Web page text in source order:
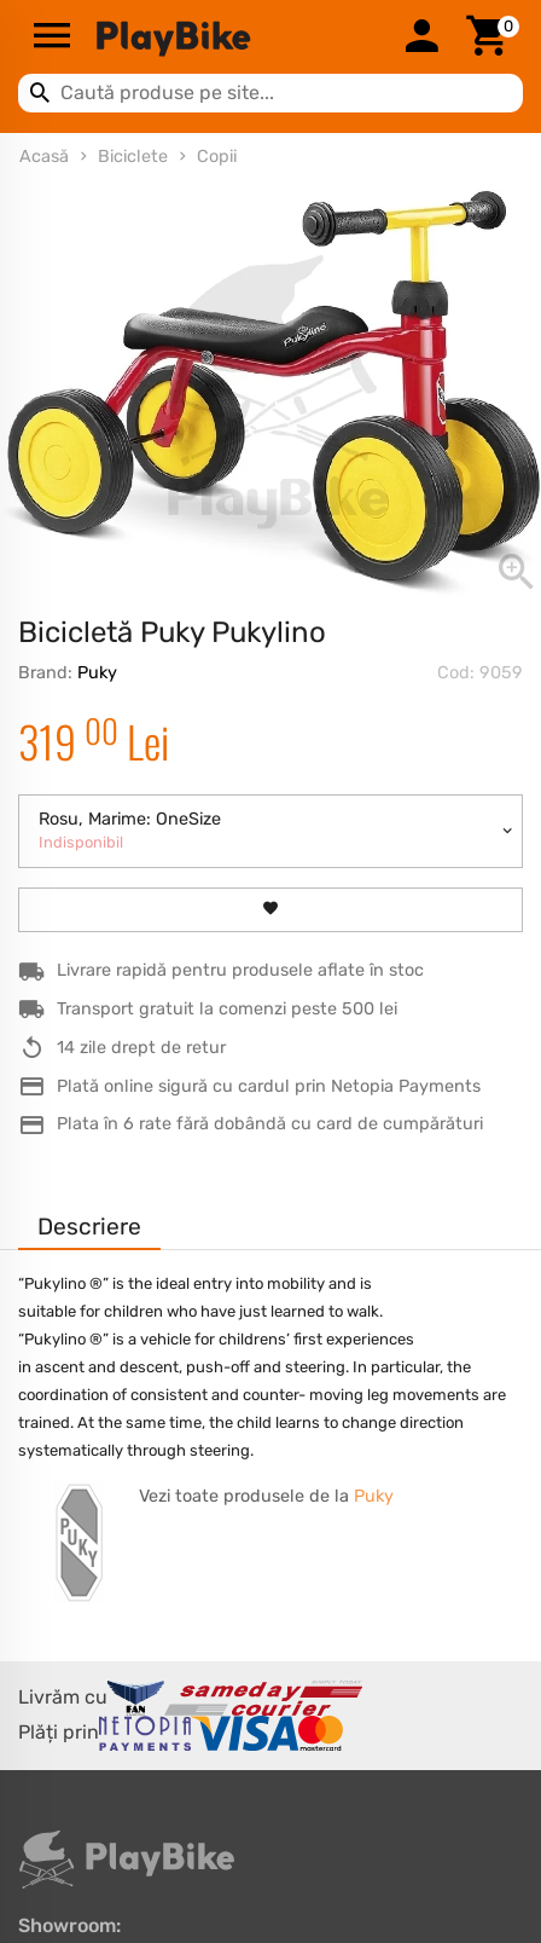
0
Acasă Biciclete Copii
Bicicletă Puky Pukylino
Brand: Puky Cod: 9059
319 00 Lei
Rosu, Marime: OneSize
Indisponibil
Livrare rapidă pentru produsele aflate în stoc
Transport gratuit la comenzi peste 500 lei
14 zile drept de retur
Plată online sigură cu cardul prin Netopia Payments
Plata în 6 rate fără dobândă cu card de cumpărături
Descriere
“Pukylino ®” is the ideal entry into mobility and is
suitable for children who have just learned to walk.
“Pukylino ®” is a vehicle for childrens’ first experiences
in ascent and descent, push-off and steering. In particular, the
coordination of consistent and counter- moving leg movements are
trained. At the same time, the child learns to change direction
systematically through steering.
Vezi toate produsele de la Puky
Livrăm cu
Plăți prin
Showroom: